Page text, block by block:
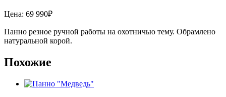
Цена: 69 990₽
Панно резное ручной работы на охотничью тему. Обрамлено
натуральной корой.
Похожие